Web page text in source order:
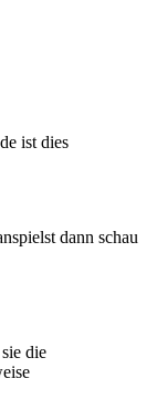
ist dies
dann schau
die